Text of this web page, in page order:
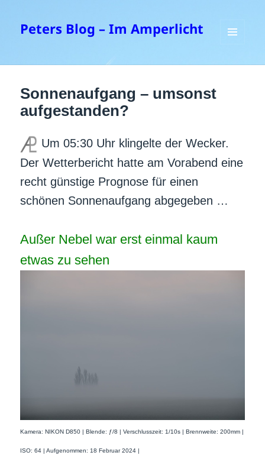
Peters Blog – Im Amperlicht
Sonnenaufgang – umsonst
aufgestanden?
Um 05:30 Uhr klingelte der Wecker.
Der Wetterbericht hatte am Vorabend eine
recht günstige Prognose für einen
schönen Sonnenaufgang abgegeben …
Außer Nebel war erst einmal kaum
etwas zu sehen
Kamera: NIKON D850 | Blende: ƒ/8 | Verschlusszeit: 1/10s | Brennweite: 200mm |
ISO: 64 | Aufgenommen: 18 Februar 2024 |